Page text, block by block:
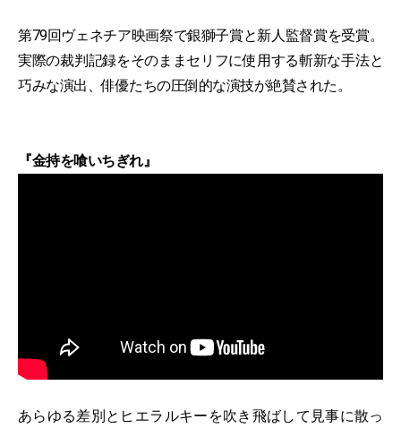
第79回ヴェネチア映画祭で銀獅子賞と新人監督賞を受賞。
実際の裁判記録をそのままセリフに使用する斬新な手法と
巧みな演出、俳優たちの圧倒的な演技が絶賛された。
『金持を喰いちぎれ』
あらゆる差別とヒエラルキーを吹き飛ばして見事に散っ